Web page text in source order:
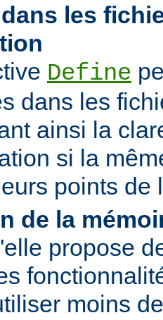
les
Define
dans les
ainsi la
si la
points de
de la
propose
moins